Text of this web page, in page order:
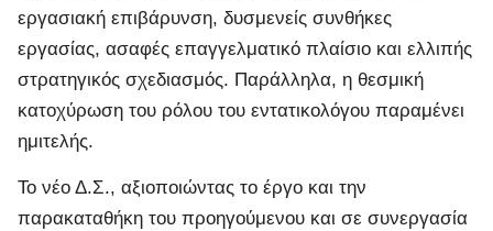
εργασιακή επιβάρυνση, δυσμενείς συνθήκες
εργασίας, ασαφές επαγγελματικό πλαίσιο και ελλιπής
στρατηγικός σχεδιασμός. Παράλληλα, η θεσμική
κατοχύρωση του ρόλου του εντατικολόγου παραμένει
ημιτελής.
Το νέο Δ.Σ., αξιοποιώντας το έργο και την
παρακαταθήκη του προηγούμενου και σε συνεργασία